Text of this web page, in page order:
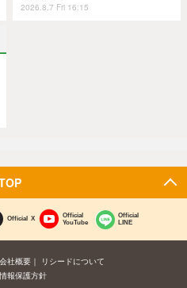
2026.8.7 Fri 16:15
Official X
Official
YouTube
Official
LINE
会社概要
リシードについて
報保護方針